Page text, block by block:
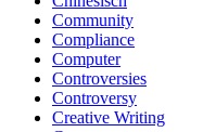
Community
Compliance
Computer
Controversies
Controversy
Creative Writing